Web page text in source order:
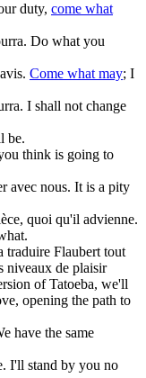
duty, come what
. Do what you
Come what may; I
. I shall not change
be.
think is going to
avec nous. It is a pity
quoi qu'il advienne.
traduire Flaubert tout
niveaux de plaisir
of Tatoeba, we'll
opening the path to
have the same
. I'll stand by you no